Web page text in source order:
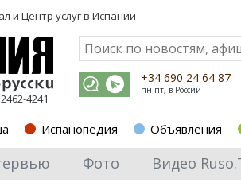
и Центр услуг в Испании
4241
+34 690 24 64 87
пн-пт, в России
Испанопедия Объявления
Фото Видео